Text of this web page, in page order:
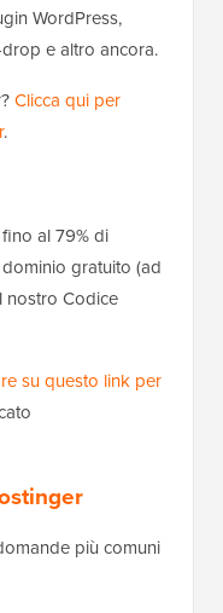
WordPress,
e altro ancora.
Clicca qui per
.
al 79% di
gratuito (ad
nostro Codice
su questo link per
più comuni